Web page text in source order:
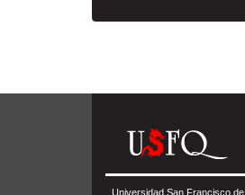
Universidad San Francisco de